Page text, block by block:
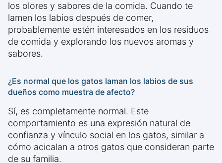
los olores y sabores de la comida. Cuando te
lamen los labios después de comer,
probablemente estén interesados en los residuos
de comida y explorando los nuevos aromas y
sabores.
¿Es normal que los gatos laman los labios de sus
dueños como muestra de afecto?
Sí, es completamente normal. Este
comportamiento es una expresión natural de
confianza y vínculo social en los gatos, similar a
cómo acicalan a otros gatos que consideran parte
de su familia.